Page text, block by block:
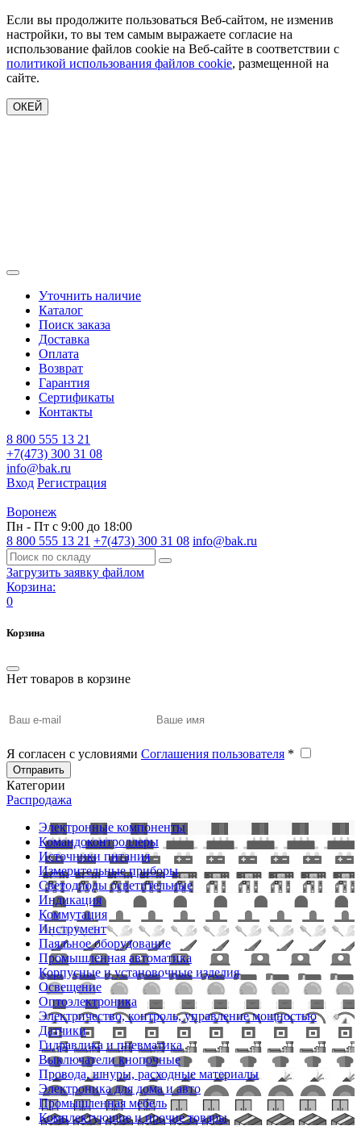
Если вы продолжите пользоваться Веб-сайтом, не изменив
настройки, то вы тем самым выражаете согласие на
использование файлов cookie на Веб-сайте в соответствии с
политикой использования файлов cookie, размещенной на
сайте.
ОКЕЙ
Уточнить наличие
Каталог
Поиск заказа
Доставка
Оплата
Возврат
Гарантия
Сертификаты
Контакты
8 800 555 13 21
+7(473) 300 31 08
info@bak.ru
Вход Регистрация
Воронеж
Пн - Пт с 9:00 до 18:00
8 800 555 13 21 +7(473) 300 31 08 info@bak.ru
Загрузить заявку файлом
Корзина:
0
Корзина
Нет товаров в корзине
Я согласен с условиями Соглашения пользователя *
Отправить
Категории
Распродажа
Электронные компоненты
Командоконтроллеры
Источники питания
Измерительные приборы
Светодиоды осветительные
Индикация
Коммутация
Инструмент
Паяльное оборудование
Промышленная автоматика
Корпусные и установочные изделия
Освещение
Оптоэлектроника
Электричество, контроль, управление мощностью
Датчики
Гидравлика и пневматика
Выключатели кнопочные
Провода, шнуры, расходные материалы
Электроника для дома и авто
Промышленная мебель
Комплектующие и прочие товары